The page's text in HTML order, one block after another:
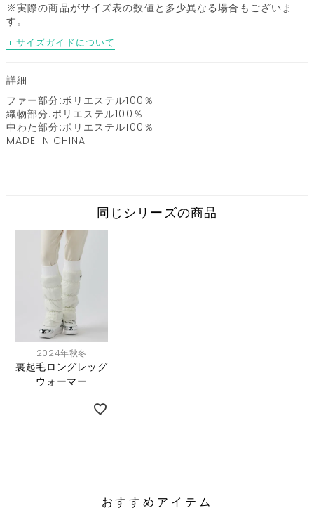
※実際の商品がサイズ表の数値と多少異なる場合もございま
す。
サイズガイドについて
詳細
ファー部分:ポリエステル100％
織物部分:ポリエステル100％
中わた部分:ポリエステル100％
MADE IN CHINA
同じシリーズの商品
2024年秋冬
裏起毛ロングレッグ
ウォーマー
おすすめアイテム